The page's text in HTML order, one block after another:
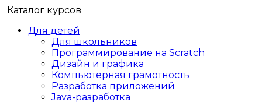
Каталог курсов
Для детей
Для школьников
Программирование на Scratch
Дизайн и графика
Компьютерная грамотность
Разработка приложений
Java-разработка